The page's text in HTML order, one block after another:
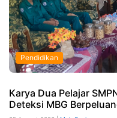
Pendidikan
Karya Dua Pelajar
Deteksi MBG